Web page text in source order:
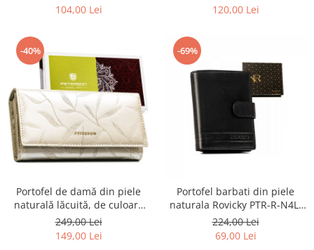
BLACK
104,00 Lei
01-1631 BLACK
120,00 Lei
-40%
Portofel de damă din piele
naturală lăcuită, de culoare
bej, cu închidere cu capsă -
Peterson
249,00 Lei
149,00 Lei
-69%
Portofel barbati din piele
naturala Rovicky PTR-R-N4L-
GAT-8922 B+B
224,00 Lei
69,00 Lei